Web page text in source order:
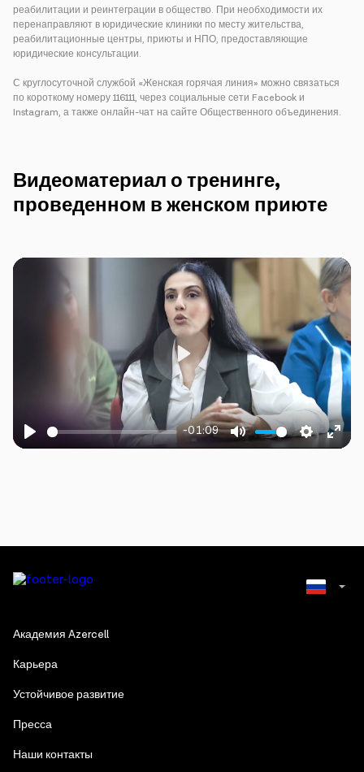
реабилитации и реинтеграции в общество. При необходимости их
перенаправляют в юридические клиники по месту жительства,
реабилитационные центры, приюты и НПО, предоставляющие
юридические консультации.
С круглосуточной службой «Женская горячая линия» можно связаться
по короткому номеру 116111, через социальные сети Facebook и
Instagram, а также онлайн-чат на сайте Общественного объединения.
Видеоматериал о тренинге,
проведенном в женском приюте
Play
-01:09
Mute Settings
Play
Академия Azercell
Карьера
Устойчивое развитие
Пресса
Наши контакты